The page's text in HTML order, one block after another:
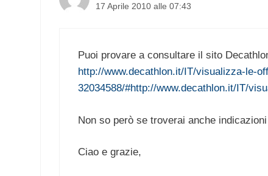
17 Aprile 2010 alle 07:43
Puoi provare a consultare il sito
http://www.decathlon.it/IT/visualizza-le-
32034588/#http://www.decathlon.it/IT/
Non so però se troverai anche
Ciao e grazie,